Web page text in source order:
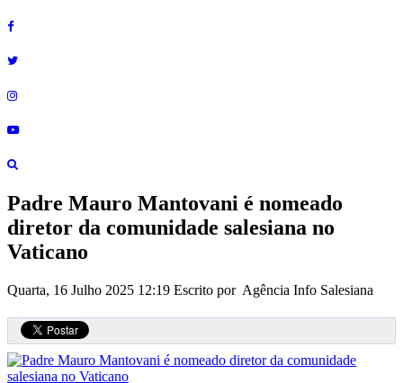
Padre Mauro Mantovani é nomeado
diretor da comunidade salesiana no
Vaticano
Quarta, 16 Julho 2025 12:19 Escrito por Agência Info Salesiana